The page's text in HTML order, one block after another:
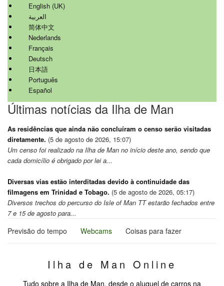
English (UK)
العربية
简体中文
Nederlands
Français
Deutsch
日本語
Português
Español
Últimas notícias da Ilha de Man
As residências que ainda não concluíram o censo serão visitadas
diretamente. (5 de agosto de 2026, 15:07)
Um censo foi realizado na Ilha de Man no início deste ano, sendo que
cada domicílio é obrigado por lei a...
Diversas vias estão interditadas devido à continuidade das
filmagens em Trinidad e Tobago. (5 de agosto de 2026, 05:17)
Diversos trechos do percurso do Isle of Man TT estarão fechados entre
7 e 15 de agosto para...
Previsão do tempo Webcams Coisas para fazer
Ilha de Man Online
Tudo sobre a Ilha de Man, desde o aluguel de carros na